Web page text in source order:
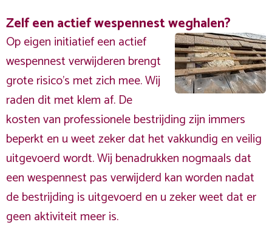
Zelf een actief wespennest weghalen?
Op eigen initiatief een actief
wespennest verwijderen brengt
grote risico’s met zich mee. Wij
raden dit met klem af. De
kosten van professionele bestrijding zijn immers
beperkt en u weet zeker dat het vakkundig en veilig
uitgevoerd wordt. Wij benadrukken nogmaals dat
een wespennest pas verwijderd kan worden nadat
de bestrijding is uitgevoerd en u zeker weet dat er
geen aktiviteit meer is.